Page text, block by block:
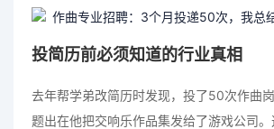
投简历前必须知道的行业真相
去年帮学弟改简历时发现，投了50次作曲
题出在他把交响乐作品集发给了游戏公司